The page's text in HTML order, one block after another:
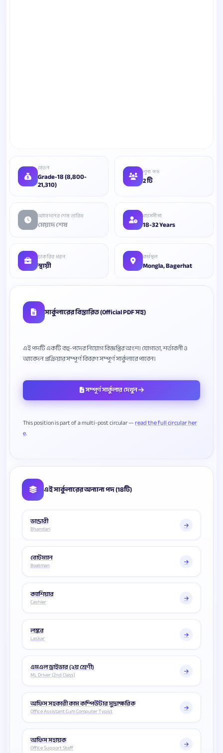
বেতন
Grade-18 (8,800-
21,310)
শূন্য পদ
2 টি
আবেদনের শেষ তারিখ
মেয়াদ শেষ
বয়সসীমা
18-32 Years
চাকরির ধরন
স্থায়ী
কর্মস্থল
Mongla, Bagerhat
সার্কুলারের বিস্তারিত (Official PDF সহ)
এই পদটি একটি বহু-পদের নিয়োগ বিজ্ঞপ্তির অংশ। যোগ্যতা, শর্তাবলী ও
সম্পূর্ণ সার্কুলার দেখুন
This position is part of a multi-post circular —read the full circular her
e
এই সার্কুলারের অন্যান্য পদ (18টি)
ভান্ডারী
Bhandari
বোটম্যান
Boatman
ক্যাশিয়ার
Cashier
লস্কর
Laskar
এমএল ড্রাইভার (২য় শ্রেণী)
ML Driver (2nd Class)
অফিস সহকারী কাম কম্পিউটার মুদ্রাক্ষরিক
Office Assistant Cum Computer Typist
অফিস সহায়ক
Office Support Staff